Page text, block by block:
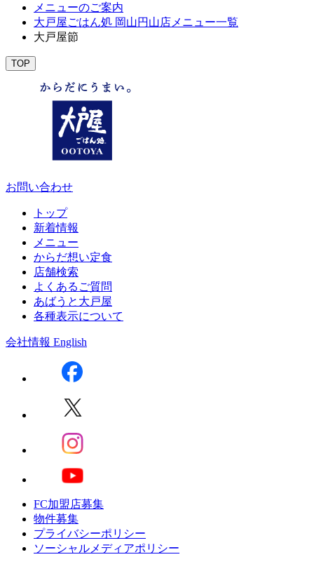
メニューのご案内
大戸屋ごはん処 岡山円山店メニュー一覧
大戸屋節
TOP
お問い合わせ
トップ
新着情報
メニュー
からだ想い定食
店舗検索
よくあるご質問
あばうと大戸屋
各種表示について
会社情報 English
FC加盟店募集
物件募集
プライバシーポリシー
ソーシャルメディアポリシー